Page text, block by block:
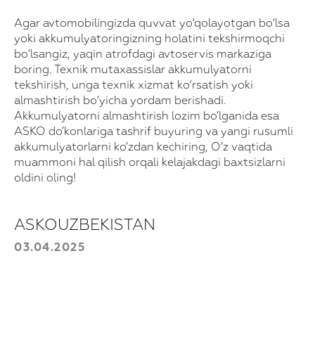
Agar avtomobilingizda quvvat yo‘qolayotgan bo‘lsa
yoki akkumulyatoringizning holatini tekshirmoqchi
bo‘lsangiz, yaqin atrofdagi avtoservis markaziga
boring. Texnik mutaxassislar akkumulyatorni
tekshirish, unga texnik xizmat ko‘rsatish yoki
almashtirish bo‘yicha yordam berishadi.
Akkumulyatorni almashtirish lozim bo’lganida esa
ASKO do’konlariga tashrif buyuring va yangi rusumli
akkumulyatorlarni ko’zdan kechiring, O’z vaqtida
muammoni hal qilish orqali kelajakdagi baxtsizlarni
oldini oling!
ASKOUZBEKISTAN
03.04.2025